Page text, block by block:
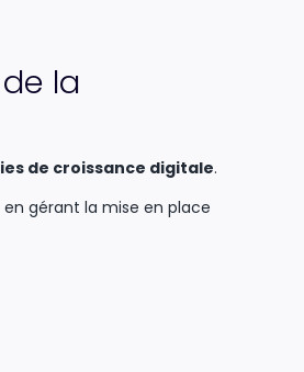
la
de croissance digitale.
en gérant la mise en place